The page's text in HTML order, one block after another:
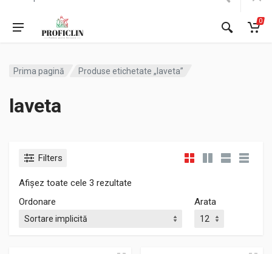
0
Prima pagină Produse etichetate „laveta”
laveta
Filters
Afișez toate cele 3 rezultate
Ordonare
Arata